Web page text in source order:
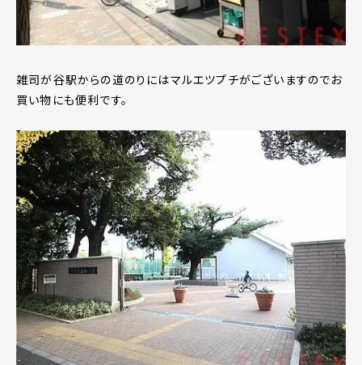
雑司が谷駅からの道のりにはマルエツプチがございますのでお
買い物にも便利です。